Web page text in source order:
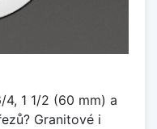
1 1/2 (60 mm) a
Granitové i